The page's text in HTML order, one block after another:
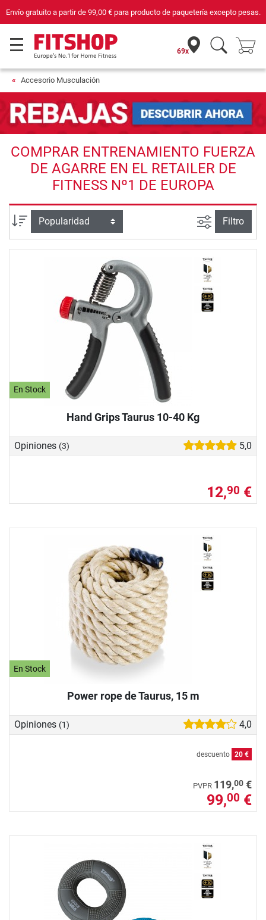
Envío gratuito a partir de 99,00 €para producto de paquetería excepto pesas.
69x
Accesorio Musculación
COMPRAR ENTRENAMIENTO FUERZA
DE AGARRE EN EL RETAILER DE
FITNESS Nº1 DE EUROPA
Ordenar por Busqueda
Filtro
En Stock
Hand Grips Taurus 10-40 Kg
Opiniones (3) 5,0
12,90 €
En Stock
Power rope de Taurus, 15 m
Opiniones (1) 4,0
descuento 20 €
PVPR 119,00 €
99,00 €